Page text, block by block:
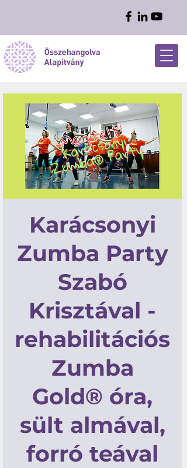
Karácsonyi
Zumba Party
Szabó
Krisztával -
rehabilitációs
Zumba
Gold® óra,
sült almával,
forró teával